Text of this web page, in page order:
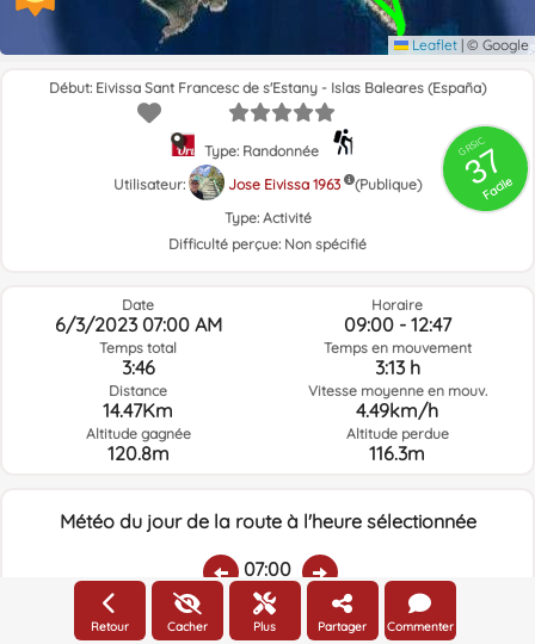
Leaflet | © Google
GRSIC
37
Facile
Début: Eivissa Sant Francesc de s'Estany - Islas Baleares (España)
Type: Randonnée
Utilisateur:
Jose Eivissa 1963
(Publique)
Type: Activité
Difficulté perçue: Non spécifié
Date
6/3/2023 07:00 AM
Temps total
3:46
Distance
14.47Km
Altitude gagnée
120.8m
Horaire
09:00 - 12:47
Temps en mouvement
3:13 h
Vitesse moyenne en mouv.
4.49km/h
Altitude perdue
116.3m
Météo du jour de la route à l'heure sélectionnée
07:00
Température: Pluie:Humidité relative:Vitesse vent: Direction vent:
Retour Cacher Plus Partager Commenter